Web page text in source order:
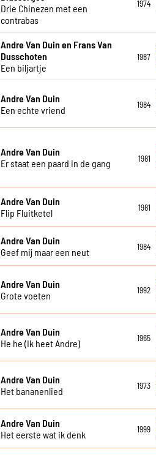
Drie Chinezen met een
contrabas
1974
Andre Van Duin en Frans Van
Dusschoten
Een biljartje
1987
Andre Van Duin
Een echte vriend
1984
Andre Van Duin
Er staat een paard in de gang
1981
Andre Van Duin
Flip Fluitketel
1981
Andre Van Duin
Geef mij maar een neut
1984
Andre Van Duin
Grote voeten
1992
Andre Van Duin
He he (Ik heet Andre)
1965
Andre Van Duin
Het bananenlied
1973
Andre Van Duin
Het eerste wat ik denk
1999